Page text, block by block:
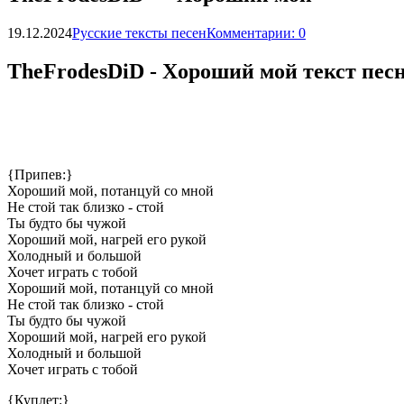
19.12.2024Русские тексты песенКомментарии: 0
ТhеFrоdеsDiD - Xopoший мoй текст
{Припев:}
Хороший мой, потанцуй со мной
Не стой так близко - стой
Ты будто бы чужой
Хороший мой, нагрей его рукой
Холодный и большой
Хочет играть с тобой
Хороший мой, потанцуй со мной
Не стой так близко - стой
Ты будто бы чужой
Хороший мой, нагрей его рукой
Холодный и большой
Хочет играть с тобой
{Куплет:}